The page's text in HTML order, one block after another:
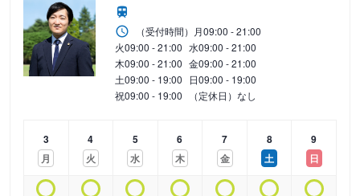
（受付時間） 月09:00 - 21:00
火09:00 - 21:00 水09:00 - 21:00
木09:00 - 21:00 金09:00 - 21:00
土09:00 - 19:00 日09:00 - 19:00
祝09:00 - 19:00 （定休日）なし
3
月
4
火
5
水
6
木
7
金
8
土
9
日